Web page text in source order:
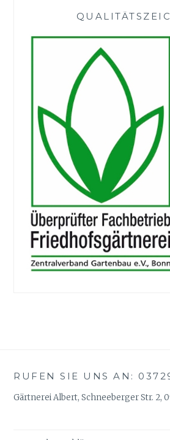
RUFEN SIE UNS AN:
Gärtnerei Albert, Schneeberger Str. 2,